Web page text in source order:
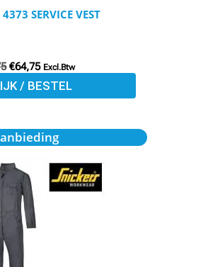
SERVICE VEST
€64,75 Excl.Btw
/ BESTEL
op
Oorspronkelijke
prijs
€79,50.
Huidige
prijs
€71,55.
Dit
heeft
meerdere
variaties.
Deze